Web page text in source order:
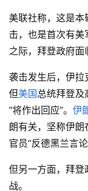
美联社称，这是
击，也是首次有
之际，拜登政府面
袭击发生后，伊拉
但美国总统拜登及
“将作出回应”。 伊
朗有关，坚称伊
官员“反德黑兰言
但另一方面，拜
战。